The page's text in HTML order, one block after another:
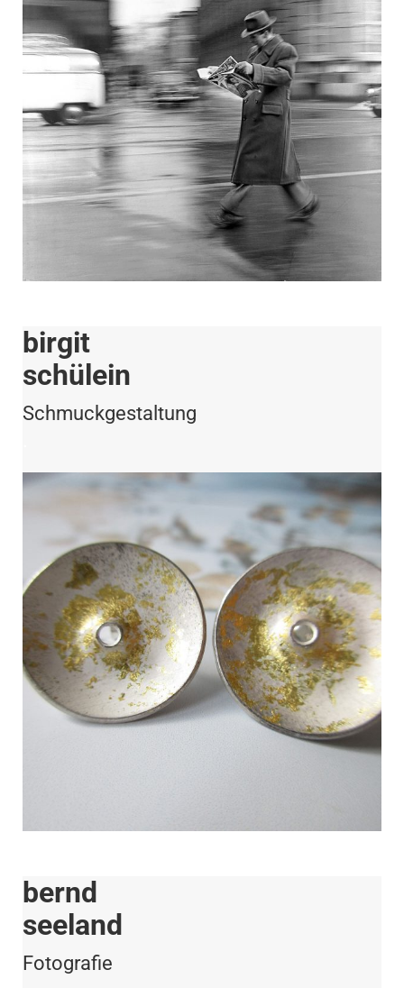
birgit
schülein
Schmuckgestaltung
bernd
seeland
Fotografie